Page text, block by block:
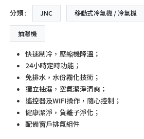
分類 : JNC 移動式冷氣機 / 冷氣機
抽濕機
快速制冷，壓縮機降溫；
24小時定時功能；
免排水，水份霧化技術；
獨立抽濕，空氣潔淨清爽；
遙控器及WIFI操作，隨心控制；
健康潔淨，負離子淨化；
配備窗戶排氣組件